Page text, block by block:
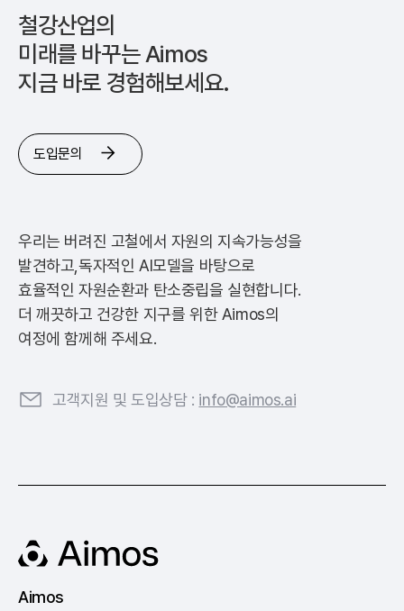
철강산업의
미래를 바꾸는 Aimos
지금 바로 경험해보세요.
도입문의
우리는 버려진 고철에서 자원의 지속가능성을
발견하고, 독자적인 AI모델을 바탕으로
효율적인 자원순환과 탄소중립을 실현합니다.
더 깨끗하고 건강한 지구를 위한 Aimos의
여정에 함께해 주세요.
고객지원 및 도입상담 : info@aimos.ai
Aimos